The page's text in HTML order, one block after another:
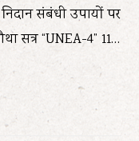
संबंधी उपायों पर
सत्र “UNEA-4” 11…